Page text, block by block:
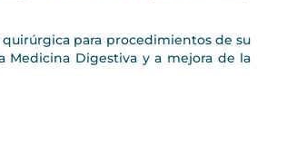
para procedimientos de su
Medicina Digestiva y a mejora de la